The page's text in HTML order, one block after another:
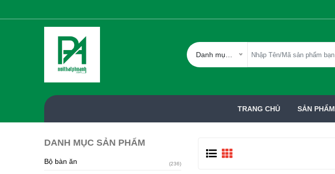
TRANG CHỦ SẢN PHẨM
DANH MỤC SẢN PHẨM
Bộ bàn ăn (236)